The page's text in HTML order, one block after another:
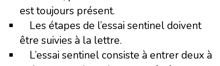
est toujours présent.
Les étapes de l’essai sentinel doivent
être suivies à la lettre.
L’essai sentinel consiste à entrer deux à